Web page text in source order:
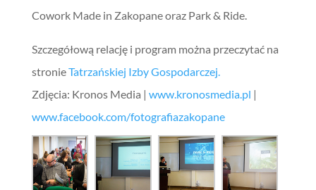
Cowork Made in Zakopane oraz Park & Ride.
Szczegółową relację i program można przeczytać na
stronieTatrzańskiej Izby Gospodarczej.
Zdjęcia: Kronos Media | www.kronosmedia.pl |
www.facebook.com/fotografiazakopane